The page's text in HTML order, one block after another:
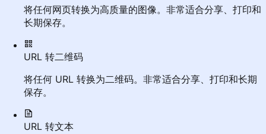
将任何网页转换为高质量的图像。非常适合分享、打印和
长期保存。
URL 转二维码
将任何 URL 转换为二维码。非常适合分享、打印和长期
保存。
URL 转文本